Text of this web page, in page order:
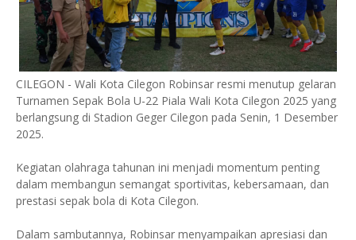
CILEGON - Wali Kota Cilegon Robinsar resmi menutup gelaran
Turnamen Sepak Bola U-22 Piala Wali Kota Cilegon 2025 yang
berlangsung di Stadion Geger Cilegon pada Senin, 1 Desember
2025.
Kegiatan olahraga tahunan ini menjadi momentum penting
dalam membangun semangat sportivitas, kebersamaan, dan
prestasi sepak bola di Kota Cilegon.
Dalam sambutannya, Robinsar menyampaikan apresiasi dan